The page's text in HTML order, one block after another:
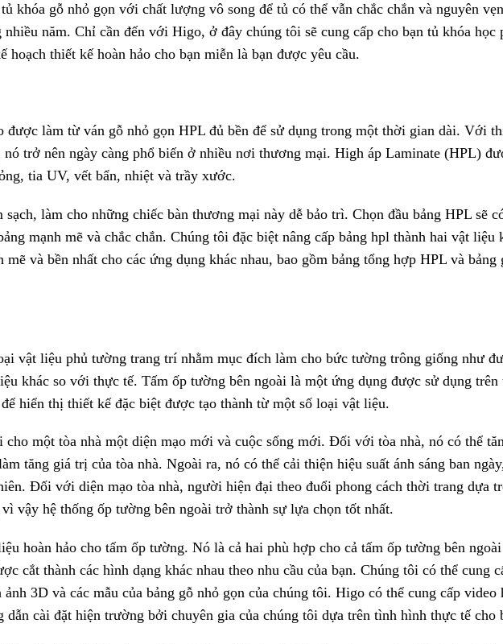
khóa gỗ nhỏ gọn với chất lượng vô song để tủ có thể vẫn chắc chắn và nguyên
năm. Chỉ cần đến với Higo, ở đây chúng tôi sẽ cung cấp cho bạn tủ khóa học
hoạch thiết kế hoàn hảo cho bạn miễn là bạn được yêu cầu.
được làm từ ván gỗ nhỏ gọn HPL đủ bền để sử dụng trong một thời gian dài. Với
nó trở nên ngày càng phổ biến ở nhiều nơi thương mại. High áp Laminate (HPL)
tia UV, vết bẩn, nhiệt và trầy xước.
sạch, làm cho những chiếc bàn thương mại này dễ bảo trì. Chọn đầu bảng HPL sẽ
mạnh mẽ và chắc chắn. Chúng tôi đặc biệt nâng cấp bảng hpl thành hai vật liệu
mẽ và bền nhất cho các ứng dụng khác nhau, bao gồm bảng tổng hợp HPL và bảng
vật liệu phủ tường trang trí nhằm mục đích làm cho bức tường trông giống như
khác so với thực tế. Tấm ốp tường bên ngoài là một ứng dụng được sử dụng trên
hiển thị thiết kế đặc biệt được tạo thành từ một số loại vật liệu.
cho một tòa nhà một diện mạo mới và cuộc sống mới. Đối với tòa nhà, nó có thể
tăng giá trị của tòa nhà. Ngoài ra, nó có thể cải thiện hiệu suất ánh sáng ban
Đối với diện mạo tòa nhà, người hiện đại theo đuổi phong cách thời trang dựa
vậy hệ thống ốp tường bên ngoài trở thành sự lựa chọn tốt nhất.
hoàn hảo cho tấm ốp tường. Nó là cả hai phù hợp cho cả tấm ốp tường bên
cắt thành các hình dạng khác nhau theo nhu cầu của bạn. Chúng tôi có thể cung
3D và các mẫu của bảng gỗ nhỏ gọn của chúng tôi. Higo có thể cung cấp video
dẫn cài đặt hiện trường bởi chuyên gia của chúng tôi dựa trên tình hình thực tế cho